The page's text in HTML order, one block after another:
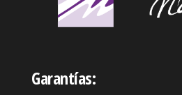
Garantías: